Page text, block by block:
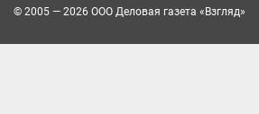
© 2005 — 2026 ООО Деловая газета «Взгляд»